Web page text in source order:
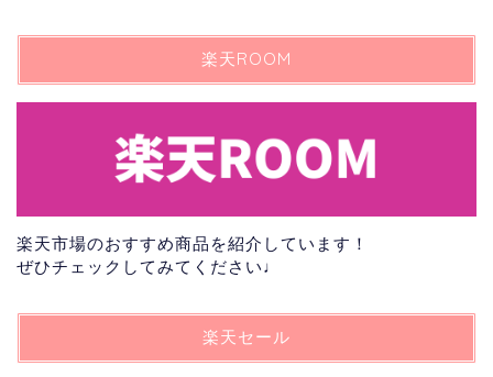
楽天ROOM
楽天市場のおすすめ商品を紹介しています！
ぜひチェックしてみてください♩
楽天セール